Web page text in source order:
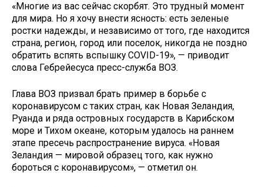
«Многие из вас сейчас скорбят. Это трудный момент
для мира. Но я хочу внести ясность: есть зеленые
ростки надежды, и независимо от того, где находится
страна, регион, город или поселок, никогда не поздно
обратить вспять вспышку COVID-19», — приводит
слова Гебрейесуса пресс-служба ВОЗ.
Глава ВОЗ призвал брать пример в борьбе с
коронавирусом с таких стран, как Новая Зеландия,
Руанда и ряда островных государств в Карибском
море и Тихом океане, которым удалось на раннем
этапе пресечь распространение вируса. «Новая
Зеландия — мировой образец того, как нужно
бороться с коронавирусом», — отметил он.